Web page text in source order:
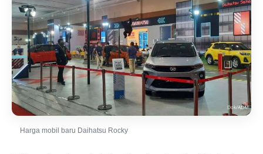
Harga mobil baru Daihatsu Rocky